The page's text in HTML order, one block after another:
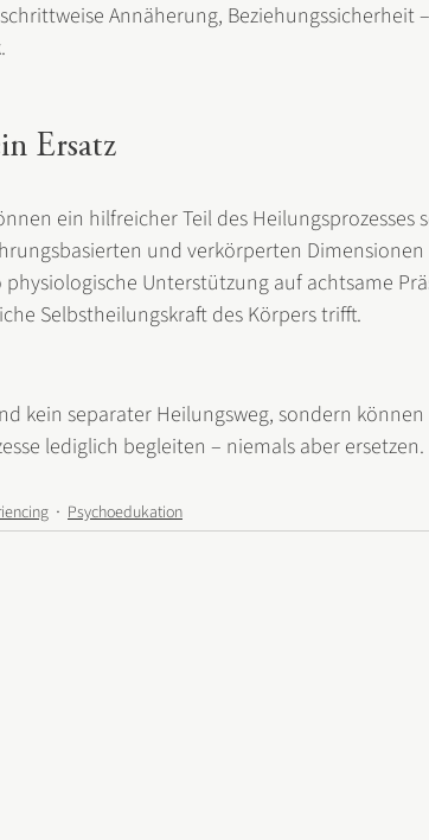
Annäherung, Beziehungssicherheit
Ersatz
ein hilfreicher Teil des Heilungsprozesses
und verkörperten
Unterstützung auf achtsame
Selbstheilungskraft des Körpers trifft.
kein separater Heilungsweg, sondern
lediglich begleiten – niemals aber ersetzen.
Psychoedukation